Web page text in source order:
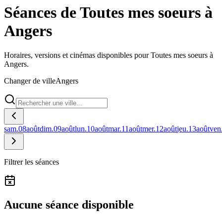
Séances de Toutes mes soeurs à
Angers
Horaires, versions et cinémas disponibles pour Toutes mes soeurs à
Angers.
Changer de villeAngers
sam.08aoûtdim.09aoûtlun.10aoûtmar.11aoûtmer.12aoûtjeu.13août
Filtrer les séances
Aucune séance disponible